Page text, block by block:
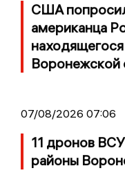
США
американца
Воронежской
07/08/2026 07:06
11 дронов
районы